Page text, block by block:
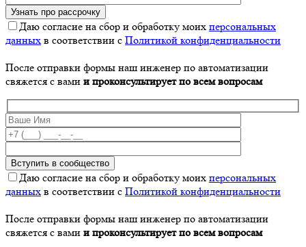
Даю согласие на сбор и обработку моих персональных
данных в соответствии с Политикой конфиденциальности
После отправки формы наш инженер по автоматизации
свяжется с вами и проконсультирует по всем вопросам
Даю согласие на сбор и обработку моих персональных
данных в соответствии с Политикой конфиденциальности
После отправки формы наш инженер по автоматизации
свяжется с вами и проконсультирует по всем вопросам